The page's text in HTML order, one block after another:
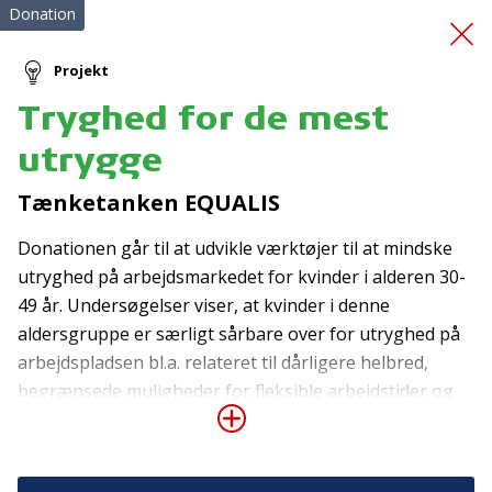
Førstehjælpskurser
Donation
Projekt
Tryghed for de mest
utrygge
Tænketanken EQUALIS
Donationen går til at udvikle værktøjer til at mindske
utryghed på arbejdsmarkedet for kvinder i alderen 30-
49 år. Undersøgelser viser, at kvinder i denne
aldersgruppe er særligt sårbare over for utryghed på
arbejdspladsen bl.a. relateret til dårligere helbred,
begrænsede muligheder for fleksible arbejdstider og
hjemmearbejde samt faglige udfordringer. En betydelig
jobtilfredshed, og mange af dem frygter stress. Der
Tilmeld nyhedsbrev
De seneste nyheder om TrygFondens og TryghedsGruppens
aktiviteter direkte i din indbakke.